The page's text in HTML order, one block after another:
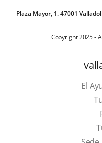
Plaza Mayor, 1. 47001
Copyright 2025 -
El